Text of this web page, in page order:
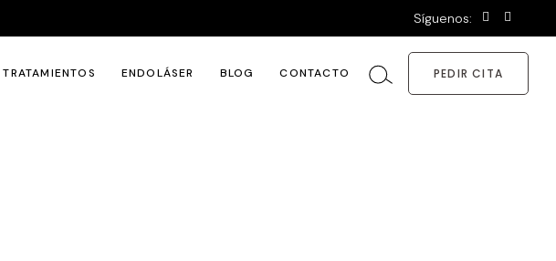
Síguenos:
TRATAMIENTOS ENDOLÁSER BLOG CONTACTO PEDIR CITA